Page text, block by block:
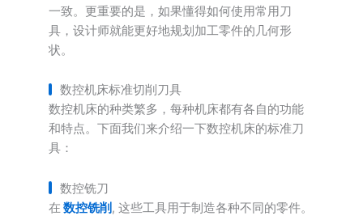
一致。更重要的是，如果懂得如何使用常用刀
具，设计师就能更好地规划加工零件的几何形
状。
数控机床标准切削刀具
数控机床的种类繁多，每种机床都有各自的功能
和特点。下面我们来介绍一下数控机床的标准刀
具：
数控铣刀
在 数控铣削 , 这些工具用于制造各种不同的零件。